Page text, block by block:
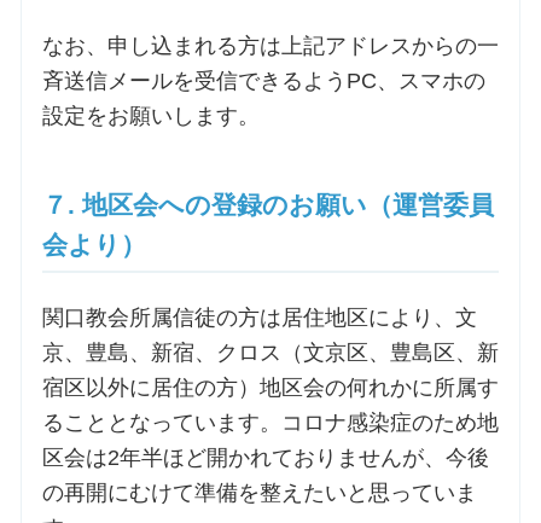
なお、申し込まれる方は上記アドレスからの一
斉送信メールを受信できるようPC、スマホの
設定をお願いします。
７. 地区会への登録のお願い（運営委員
会より）
関口教会所属信徒の方は居住地区により、文
京、豊島、新宿、クロス（文京区、豊島区、新
宿区以外に居住の方）地区会の何れかに所属す
ることとなっています。コロナ感染症のため地
区会は2年半ほど開かれておりませんが、今後
の再開にむけて準備を整えたいと思っていま